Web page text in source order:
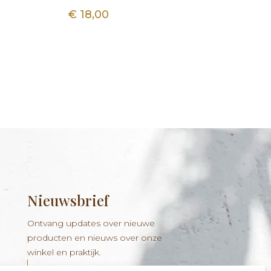
€ 18,00
Nieuwsbrief
Ontvang updates over nieuwe
producten en nieuws over onze
winkel en praktijk.